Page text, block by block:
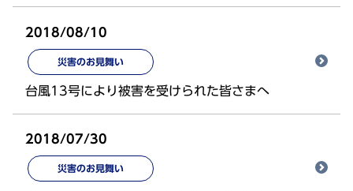
2018/08/10
災害のお見舞い
台風13号により被害を受けられた皆さまへ
2018/07/30
災害のお見舞い